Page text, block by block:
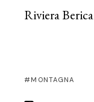
Riviera Berica
MONTAGNA